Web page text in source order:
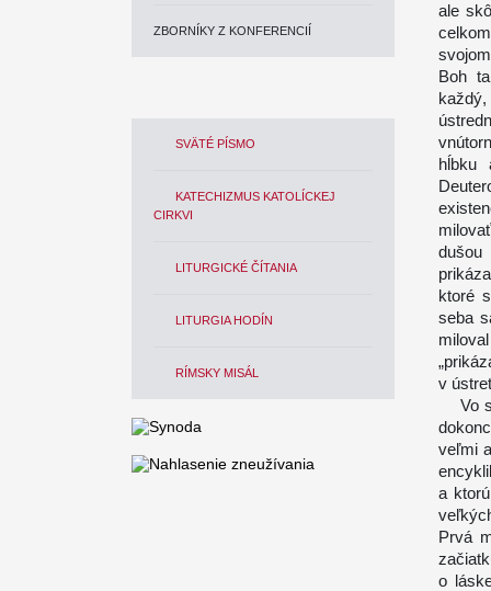
ZBORNÍKY Z KONFERENCIÍ
SVÄTÉ PÍSMO
KATECHIZMUS KATOLÍCKEJ
CIRKVI
LITURGICKÉ ČÍTANIA
LITURGIA HODÍN
RÍMSKY MISÁL
ale
Boh
hĺbku
dušou
ktoré
seba
v
Vo
veľmi
a
Prvá
o